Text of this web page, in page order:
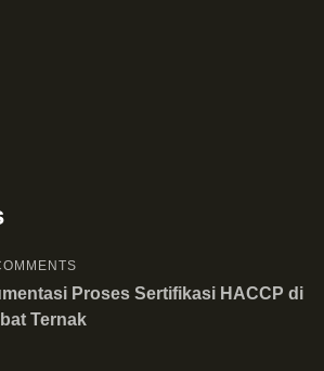
Proses Sertifikasi HACCP di
Ternak